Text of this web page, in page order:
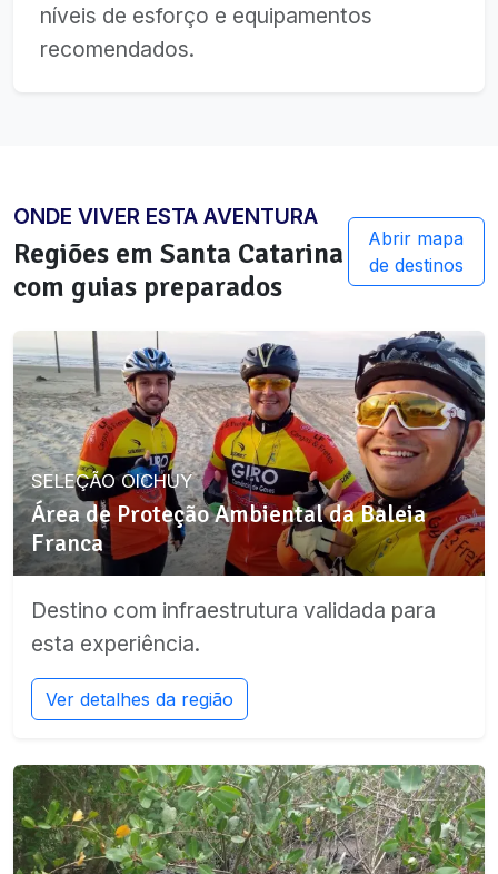
níveis de esforço e equipamentos
recomendados.
ONDE VIVER ESTA AVENTURA
Regiões em Santa Catarina
com guias preparados
Abrir mapa
de destinos
SELEÇÃO OICHUY
Área de Proteção Ambiental da Baleia
Franca
Destino com infraestrutura validada para
esta experiência.
Ver detalhes da região